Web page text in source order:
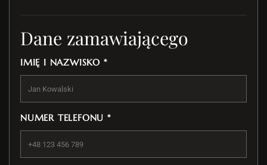
Dane zamawiającego
IMIĘ I NAZWISKO *
NUMER TELEFONU *